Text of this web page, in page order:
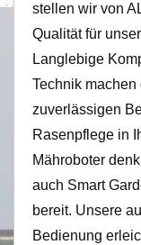
stellen wir von
Qualität für
Langlebige
Technik
zuverlässigen
Rasenpflege in
Mähroboter
auch Smart
bereit. Unsere
Bedienung